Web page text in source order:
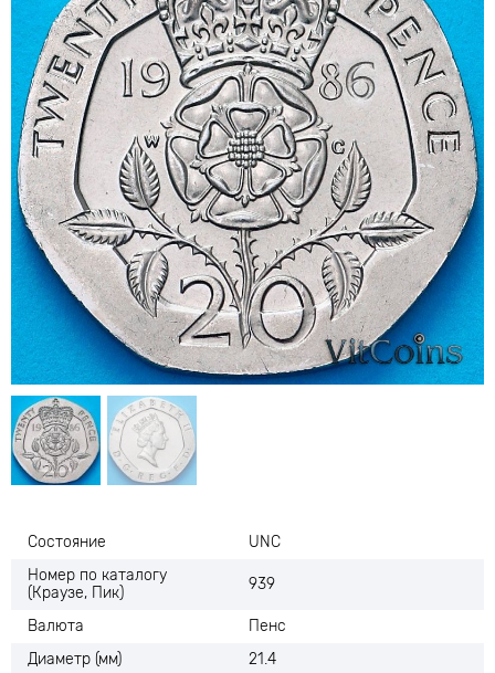
Состояние
UNC
Номер по каталогу
(Краузе, Пик)
939
Валюта
Пенс
Диаметр (мм)
21.4